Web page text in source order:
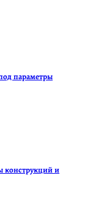
параметры
конструкций и